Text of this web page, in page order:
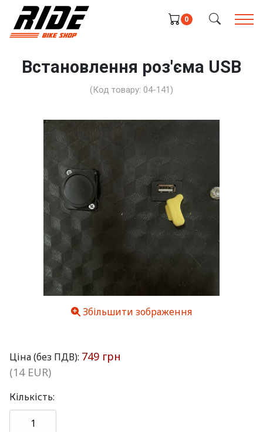
0
Встановлення роз'єма USB
(Код товару: 04-141)
Збільшити зображення
Ціна (без ПДВ): 749 грн
(14 EUR)
Кількість: